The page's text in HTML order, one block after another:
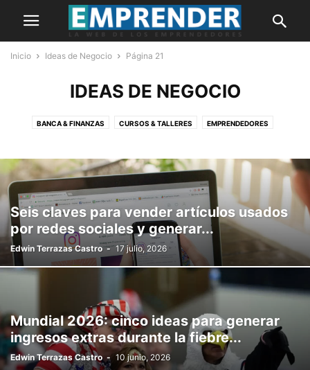
Inicio Ideas de Negocio Página 21
IDEAS DE NEGOCIO
BANCA & FINANZAS CURSOS & TALLERES EMPRENDEDORES
NOTICIAS OPINIÓN PORTADA
Seis claves para vender artículos usados
por redes sociales y generar...
Edwin Terrazas Castro - 17 julio, 2026
Mundial 2026: cinco ideas para generar
ingresos extras durante la fiebre...
Edwin Terrazas Castro - 10 junio, 2026